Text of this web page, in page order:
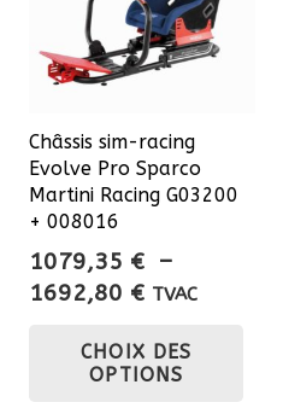
Châssis sim-racing
Evolve Pro Sparco
Martini Racing G03200
+ 008016
1079,35 € –
1692,80 €Plage
prix :
1079,35 €
TVAC
CHOIX DES
OPTIONS